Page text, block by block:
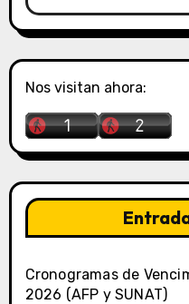
Nos visitan ahora:
Cronogramas de
2026 (AFP y SUNAT)